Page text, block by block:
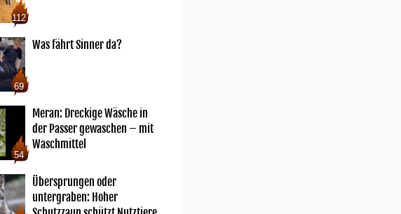
112
69
Was fährt Sinner da?
54
Meran: Dreckige Wäsche in
der Passer gewaschen – mit
Waschmittel
Übersprungen oder
untergraben: Hoher